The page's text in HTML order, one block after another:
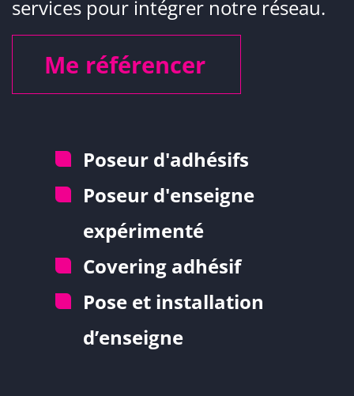
services pour intégrer notre réseau.
Me référencer
Poseur d'adhésifs
Poseur d'enseigne
expérimenté
Covering adhésif
Pose et installation
d’enseigne